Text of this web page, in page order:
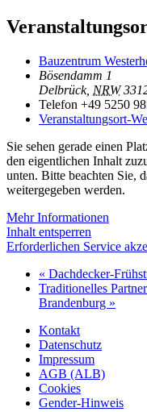
Bauzentrum
Bösendamm 1
Delbrück, NRW
Telefon +49 5250
Veranstaltungsort-
Sie sehen gerade einen
den eigentlichen Inhalt
unten. Bitte beachten Sie,
weitergegeben werden.
Mehr Informationen
Inhalt entsperren
Erforderlichen Service
« Dachdecker-
Traditionelles
Brandenburg »
Kontakt
Datenschutz
Impressum
AGB (ALB)
Cookies
Gender-Hinweis